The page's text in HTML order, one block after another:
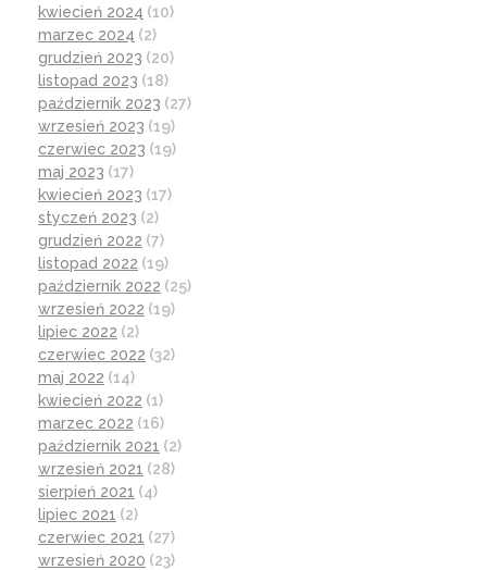
kwiecień 2024 (10)
marzec 2024 (2)
grudzień 2023 (20)
listopad 2023 (18)
październik 2023 (27)
wrzesień 2023 (19)
czerwiec 2023 (19)
maj 2023 (17)
kwiecień 2023 (17)
styczeń 2023 (2)
grudzień 2022 (7)
listopad 2022 (19)
październik 2022 (25)
wrzesień 2022 (19)
lipiec 2022 (2)
czerwiec 2022 (32)
maj 2022 (14)
kwiecień 2022 (1)
marzec 2022 (16)
październik 2021 (2)
wrzesień 2021 (28)
sierpień 2021 (4)
lipiec 2021 (2)
czerwiec 2021 (27)
wrzesień 2020 (23)